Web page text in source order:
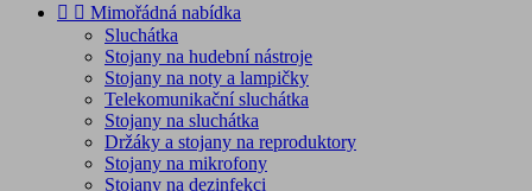
  Mimořádná nabídka
Sluchátka
Stojany na hudební nástroje
Stojany na noty a lampičky
Telekomunikační sluchátka
Stojany na sluchátka
Držáky a stojany na reproduktory
Stojany na mikrofony
Stojany na dezinfekci